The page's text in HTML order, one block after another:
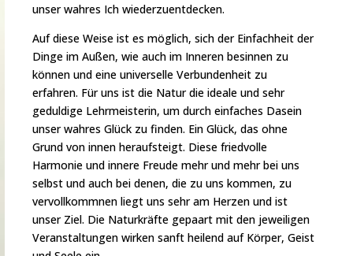
unser wahres Ich wiederzuentdecken.
Auf diese Weise ist es möglich, sich der Einfachheit der
Dinge im Außen, wie auch im Inneren besinnen zu
können und eine universelle Verbundenheit zu
erfahren. Für uns ist die Natur die ideale und sehr
geduldige Lehrmeisterin, um durch einfaches Dasein
unser wahres Glück zu finden. Ein Glück, das ohne
Grund von innen heraufsteigt. Diese friedvolle
Harmonie und innere Freude mehr und mehr bei uns
selbst und auch bei denen, die zu uns kommen, zu
vervollkommnen liegt uns sehr am Herzen und ist
unser Ziel. Die Naturkräfte gepaart mit den jeweiligen
Veranstaltungen wirken sanft heilend auf Körper, Geist